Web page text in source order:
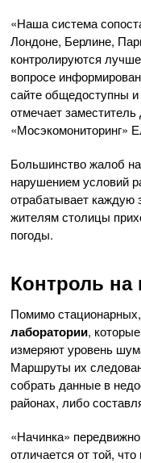
«Наша система
Лондоне, Берлине,
контролируются
вопросе
сайте общедоступны
отмечает
«Мосэкомониторинг»
Большинство жалоб
нарушением условий
отрабатывает каждую
жителям столицы
погоды.
Контроль на
Помимо
лаборатории,
измеряют уровень
Маршруты их
собрать данные в
районах, либо
«Начинка»
отличается от той,